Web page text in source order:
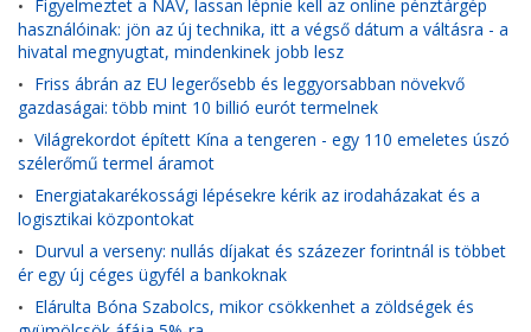
• Figyelmeztet a NAV, lassan lépnie kell az online pénztárgép
használóinak: jön az új technika, itt a végső dátum a váltásra - a
hivatal megnyugtat, mindenkinek jobb lesz
• Friss ábrán az EU legerősebb és leggyorsabban növekvő
gazdaságai: több mint 10 billió eurót termelnek
• Világrekordot épített Kína a tengeren - egy 110 emeletes úszó
szélerőmű termel áramot
• Energiatakarékossági lépésekre kérik az irodaházakat és a
logisztikai központokat
• Durvul a verseny: nullás díjakat és százezer forintnál is többet
ér egy új céges ügyfél a bankoknak
• Elárulta Bóna Szabolcs, mikor csökkenhet a zöldségek és